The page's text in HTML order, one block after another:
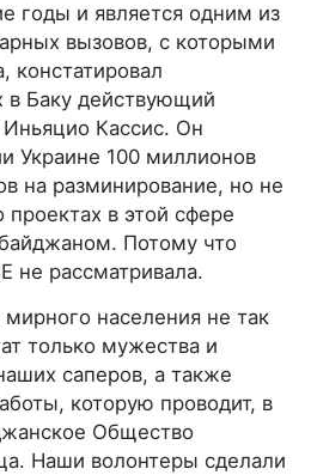
годы и является одним из
вызовов, с которыми
констатировал
в Баку действующий
Кассис. Он
Украине 100 миллионов
на разминирование, но не
проектах в этой сфере
Потому что
не рассматривала.
населения не так
только мужества и
саперов, а также
которую проводит, в
Общество
Наши волонтеры сделали